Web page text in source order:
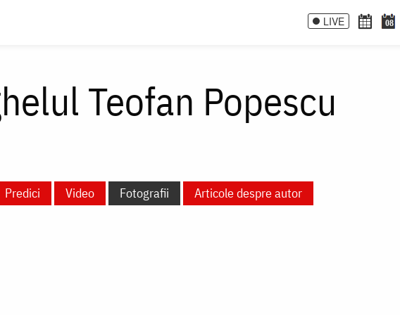
LIVE 08
Teofan Popescu
Predici Video Fotografii Articole despre autor